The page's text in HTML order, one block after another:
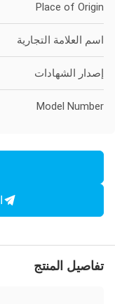
Place of Origin
اسم العلامة التجارية
إصدار الشهادات
Model Number
تفاصيل المنتج